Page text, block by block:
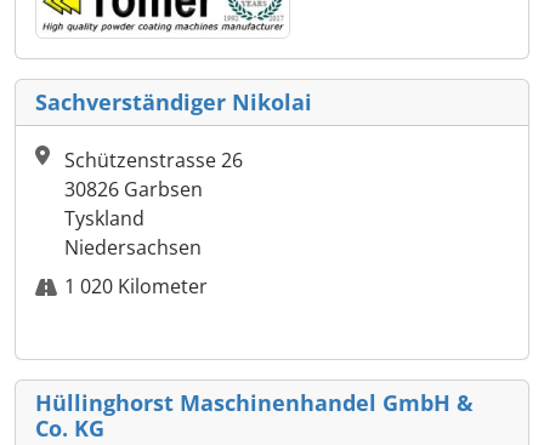
Sachverständiger Nikolai
Schützenstrasse 26
30826 Garbsen
Tyskland
Niedersachsen
1 020 Kilometer
Hüllinghorst Maschinenhandel GmbH &
Co. KG